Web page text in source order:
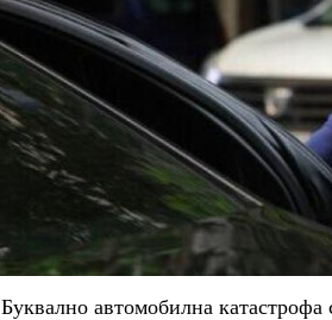
Буквално автомобилна катастрофа